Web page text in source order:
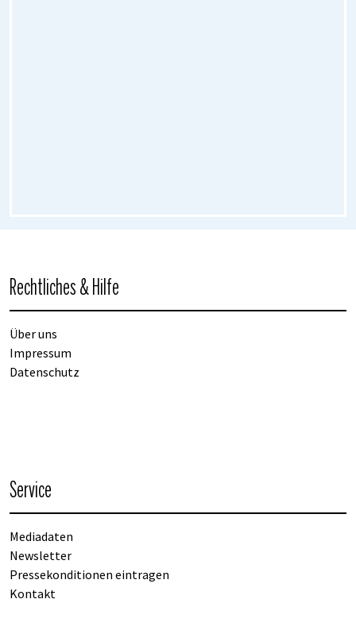
Rechtliches & Hilfe
Über uns
Impressum
Datenschutz
Service
Mediadaten
Newsletter
Pressekonditionen eintragen
Kontakt